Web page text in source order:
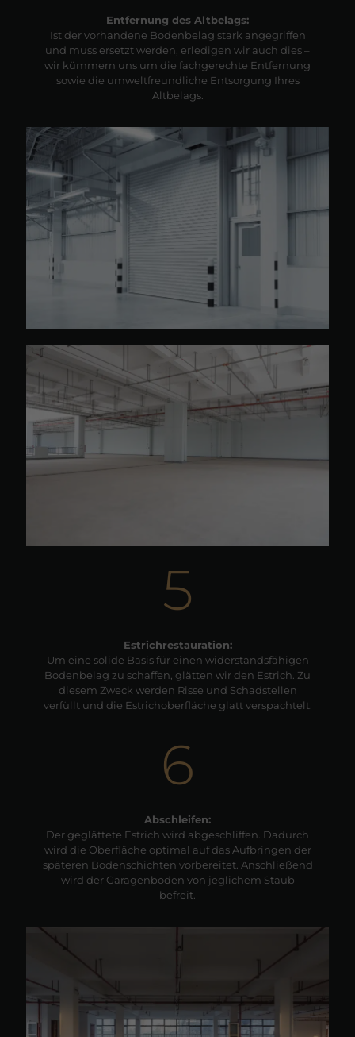
Entfernung des Altbelags:
Ist der vorhandene Bodenbelag stark angegriffen
und muss ersetzt werden, erledigen wir auch dies –
wir kümmern uns um die fachgerechte Entfernung
sowie die umweltfreundliche Entsorgung Ihres
Altbelags.
5
Estrichrestauration:
Um eine solide Basis für einen widerstandsfähigen
Bodenbelag zu schaffen, glätten wir den Estrich. Zu
diesem Zweck werden Risse und Schadstellen
verfüllt und die Estrichoberfläche glatt verspachtelt.
6
Abschleifen:
Der geglättete Estrich wird abgeschliffen. Dadurch
wird die Oberfläche optimal auf das Aufbringen der
späteren Bodenschichten vorbereitet. Anschließend
wird der Garagenboden von jeglichem Staub
befreit.